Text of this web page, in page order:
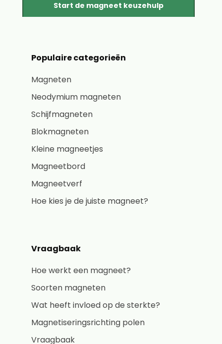
Start de magneet keuzehulp
Populaire categorieën
Magneten
Neodymium magneten
Schijfmagneten
Blokmagneten
Kleine magneetjes
Magneetbord
Magneetverf
Hoe kies je de juiste magneet?
Vraagbaak
Hoe werkt een magneet?
Soorten magneten
Wat heeft invloed op de sterkte?
Magnetiseringsrichting polen
Vraagbaak